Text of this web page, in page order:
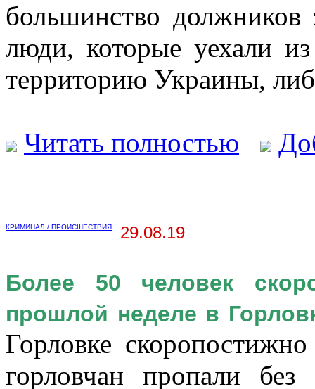
большинство
люди, которые уехали
территорию Украины,
Читать полностью
КРИМИНАЛ / ПРОИСШЕСТВИЯ 29.08.19
Более 50 человек
прошлой неделе в
Горловке
горловчан пропали